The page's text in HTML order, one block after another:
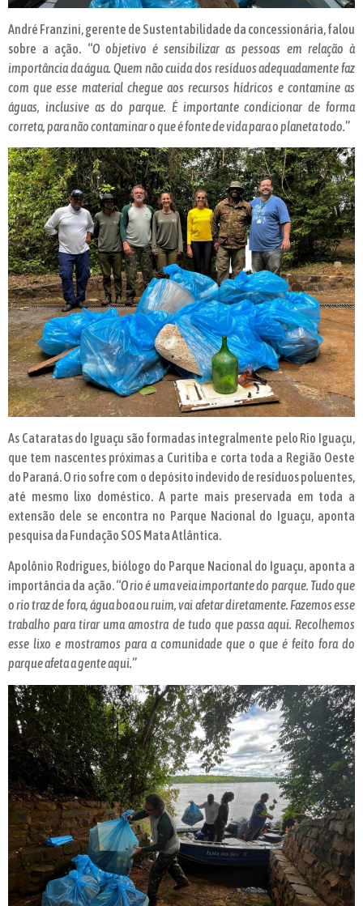
André Franzini, gerente de Sustentabilidade da concessionária, falou
sobre a ação. “O objetivo é sensibilizar as pessoas em relação à
importância da água. Quem não cuida dos resíduos adequadamente faz
com que esse material chegue aos recursos hídricos e contamine as
águas, inclusive as do parque. É importante condicionar de forma
correta, para não contaminar o que é fonte de vida para o planeta todo.”
As Cataratas do Iguaçu são formadas integralmente pelo Rio Iguaçu,
que tem nascentes próximas a Curitiba e corta toda a Região Oeste
do Paraná. O rio sofre com o depósito indevido de resíduos poluentes,
até mesmo lixo doméstico. A parte mais preservada em toda a
extensão dele se encontra no Parque Nacional do Iguaçu, aponta
pesquisa da Fundação SOS Mata Atlântica.
Apolônio Rodrigues, biólogo do Parque Nacional do Iguaçu, aponta a
importância da ação. “O rio é uma veia importante do parque. Tudo que
o rio traz de fora, água boa ou ruim, vai afetar diretamente. Fazemos esse
trabalho para tirar uma amostra de tudo que passa aqui. Recolhemos
esse lixo e mostramos para a comunidade que o que é feito fora do
parque afeta a gente aqui.”